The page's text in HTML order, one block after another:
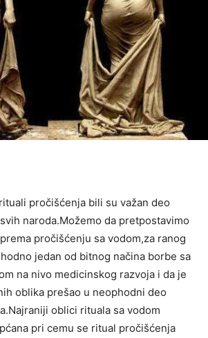
pročišćenja bili su važan deo
naroda.Možemo da pretpostavimo
pročišćenju sa vodom,za ranog
jedan od bitnog načina borbe sa
na nivo medicinskog razvoja i da je
oblika prešao u neophodni deo
oblici rituala sa vodom
pri cemu se ritual pročišćenja